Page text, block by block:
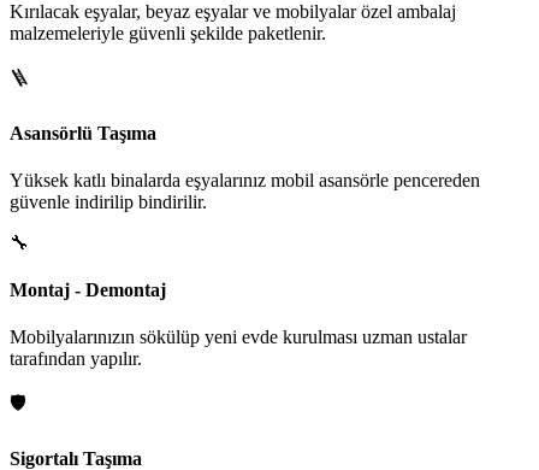
Kırılacak eşyalar, beyaz eşyalar ve mobilyalar özel ambalaj
malzemeleriyle güvenli şekilde paketlenir.
🪜
Asansörlü Taşıma
Yüksek katlı binalarda eşyalarınız mobil asansörle pencereden
güvenle indirilip bindirilir.
🔧
Montaj - Demontaj
Mobilyalarınızın sökülüp yeni evde kurulması uzman ustalar
tarafından yapılır.
🛡️
Sigortalı Taşıma